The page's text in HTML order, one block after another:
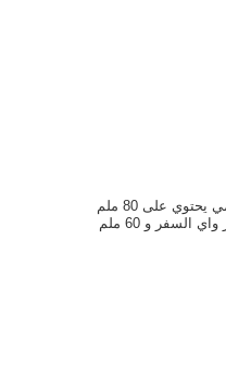
نظام تفتيش الأدوات العالمي يحتوي على 80 ملم
محور إكس و 60 ملم محور واي السفر و 60 ملم